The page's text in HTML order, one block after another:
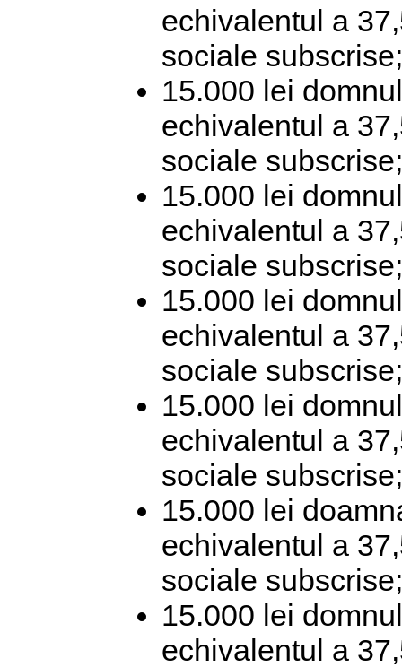
echivalentul a
sociale subscrise;
15.000 lei
echivalentul a
sociale subscrise;
15.000 lei
echivalentul a
sociale subscrise;
15.000 lei
echivalentul a
sociale subscrise;
15.000 lei
echivalentul a
sociale subscrise;
15.000 lei
echivalentul a
sociale subscrise;
15.000 lei
echivalentul a